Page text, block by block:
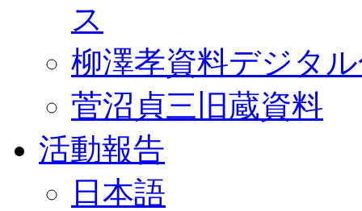
ス
柳澤孝資料デジタ
菅沼貞三旧蔵資料
活動報告
日本語